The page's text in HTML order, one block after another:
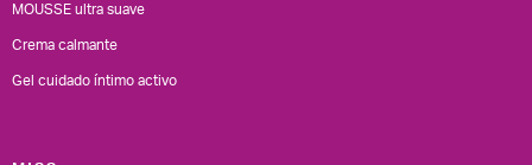
MOUSSE ultra suave
Crema calmante
Gel cuidado íntimo activo